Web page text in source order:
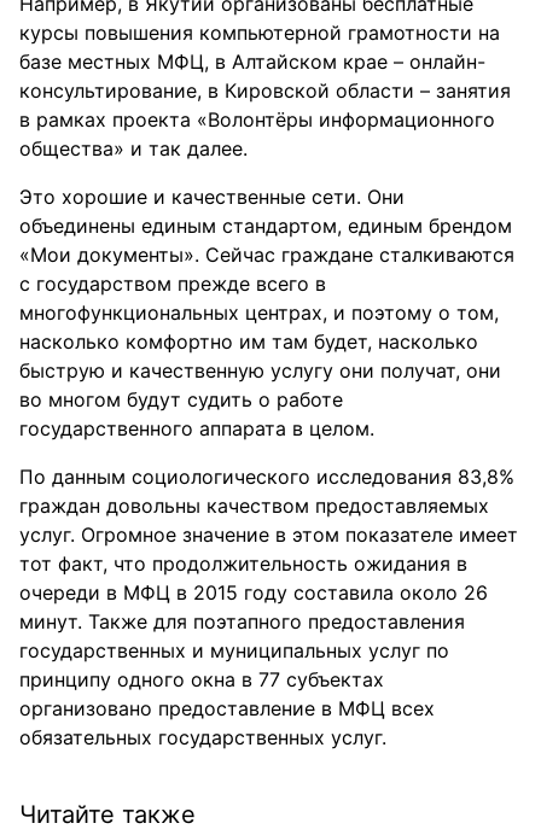
курсы повышения компьютерной грамотности на
базе местных МФЦ, в Алтайском крае – онлайн-
консультирование, в Кировской области – занятия
в рамках проекта «Волонтёры информационного
общества» и так далее.
Это хорошие и качественные сети. Они
объединены единым стандартом, единым брендом
«Мои документы». Сейчас граждане сталкиваются
с государством прежде всего в
многофункциональных центрах, и поэтому о том,
насколько комфортно им там будет, насколько
быструю и качественную услугу они получат, они
во многом будут судить о работе
государственного аппарата в целом.
По данным социологического исследования 83,8%
граждан довольны качеством предоставляемых
услуг. Огромное значение в этом показателе имеет
тот факт, что продолжительность ожидания в
очереди в МФЦ в 2015 году составила около 26
минут. Также для поэтапного предоставления
государственных и муниципальных услуг по
принципу одного окна в 77 субъектах
организовано предоставление в МФЦ всех
обязательных государственных услуг.
Читайте также